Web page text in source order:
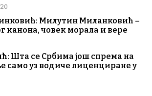
Милутин Миланковић –
канона, човек морала и вере
Шта се Србима још спрема на
само уз водиче лиценциране у